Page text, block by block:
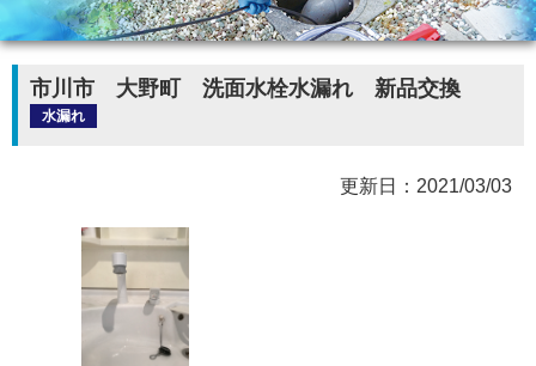
市川市 大野町 洗面水栓水漏れ 新品交換
水漏れ
更新日：2021/03/03